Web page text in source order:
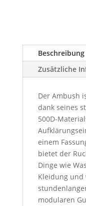
Beschreibung
Zusätzliche
Der Ambush
dank seines
500D-
einem
bietet der
Dinge wie
Kleidung
modularen